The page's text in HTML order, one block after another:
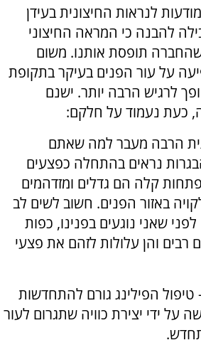
לנראות החיצונית בעידן
להבנה כי המראה החיצוני
תופסת אותנו. משום
על עור הפנים בעיקר בתקופת
לרגיש הרבה יותר. ישנם
כעת נעמוד על חלקם:
הרבה מעבר למה שאתם
נראים בהתחלה כפצעים
קלה הם גדלים ומזדהמים
באזור הפנים. חשוב לשים לב
לפני שאני נוגעים בפנינו, כפות
רבים והן עלולות לזהם את פצעי
טיפול הפילינג גורם להתחדשות
על ידי יצירת כוויה שתגרום לעור